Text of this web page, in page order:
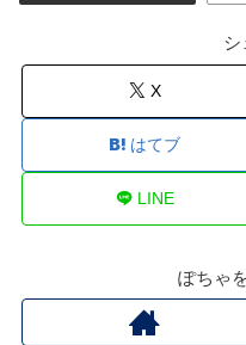
シ
X
はてブ
LINE
ぽちゃ